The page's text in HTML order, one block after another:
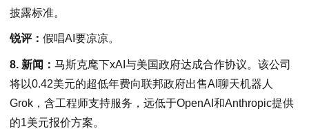
披露标准。
锐评： 假唱AI要凉凉。
8. 新闻： 马斯克麾下xAI与美国政府达成合作协议。该公司
将以0.42美元的超低年费向联邦政府出售AI聊天机器人
Grok，含工程师支持服务，远低于OpenAI和Anthropic提供
的1美元报价方案。